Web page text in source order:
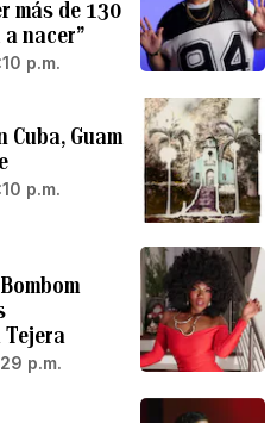
más de 130
nacer”
p.m.
Cuba, Guam
p.m.
p.m.